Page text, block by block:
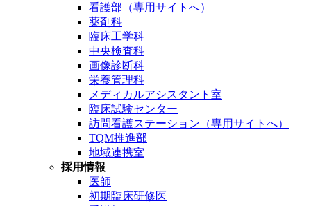
看護部（専用サイトへ）
薬剤科
臨床工学科
中央検査科
画像診断科
栄養管理科
メディカルアシスタント室
臨床試験センター
訪問看護ステーション（専用サイトへ）
TQM推進部
地域連携室
採用情報
医師
初期臨床研修医